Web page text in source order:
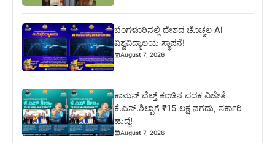
ಬೆಂಗಳೂರಿನಲ್ಲಿ ದೇಶದ ಚೊಚ್ಚಲ AI
ವಿಶ್ವವಿದ್ಯಾಲಯ ಸ್ಥಾಪನೆ!
August 7, 2026
ಕಾಮನ್ ವೆಲ್ತ್ ಕಂಚಿನ ಪದಕ ವಿಜೇತೆ
ಕೆ.ಎಸ್.ಶಿಲ್ಪಾಗೆ ₹15 ಲಕ್ಷ ನಗದು, ಸರ್ಕಾರಿ
ಹುದ್ದೆ!
August 7, 2026